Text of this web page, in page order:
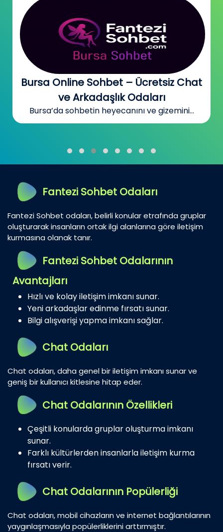
Bursa Online Sohbet – Ücretsiz Chat
ve Arkadaşlık Odaları
Bursa’da sohbetin heyecanını ve gizemini...
Fantezi Sohbet Odaları
Fantezi Sohbet odaları, belirli konular etrafında gruplar
oluşturarak insanların ortak ilgi alanlarına göre iletişim
kurmasına olanak tanır.
Fantezi Sohbet Odalarının
Avantajları
Hızlı ve kolay iletişim imkanı sunar.
Yeni arkadaşlar edinme fırsatı sunar.
Bilgi alışverişi yapma imkanı sağlar.
Chat Odaları
Chat odaları, daha genel bir iletişim imkanı sunar ve
geniş bir kullanıcı kitlesine hitap eder.
Chat Odalarının Özellikleri
Çeşitli konularda gruplar oluşturma imkanı
sunar.
Farklı kültürlerden insanlarla iletişim kurma
fırsatı verir.
Chat Odalarının Popülerliği
Chat odaları, mobil cihazların ve internet bağlantılarının
yaygınlaşmasıyla popülerliklerini arttırmıştır.